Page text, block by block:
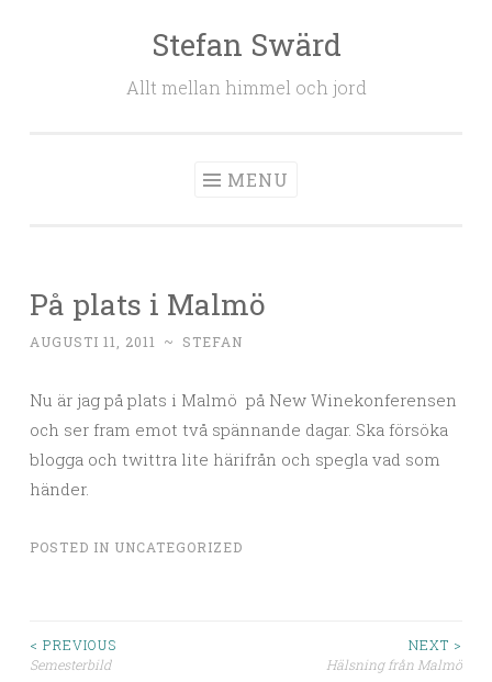
Stefan Swärd
Allt mellan himmel och jord
MENU
På plats i Malmö
AUGUSTI 11, 2011 ~ STEFAN
Nu är jag på plats i Malmö på New Winekonferensen
och ser fram emot två spännande dagar. Ska försöka
blogga och twittra lite härifrån och spegla vad som
händer.
POSTED IN UNCATEGORIZED
< PREVIOUS
Semesterbild
NEXT >
Hälsning från Malmö